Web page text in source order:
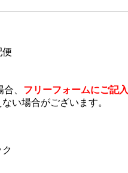
便
、 フリーフォームにご記入
い場合がございます。